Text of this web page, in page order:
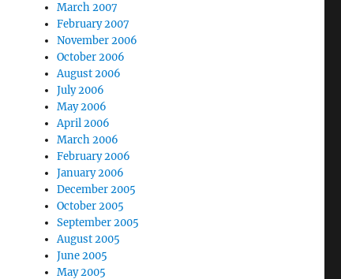
March 2007
February 2007
November 2006
October 2006
August 2006
July 2006
May 2006
April 2006
March 2006
February 2006
January 2006
December 2005
October 2005
September 2005
August 2005
June 2005
May 2005